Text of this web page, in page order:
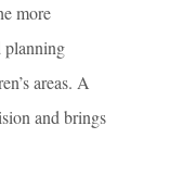
more
planning
areas. A
and brings